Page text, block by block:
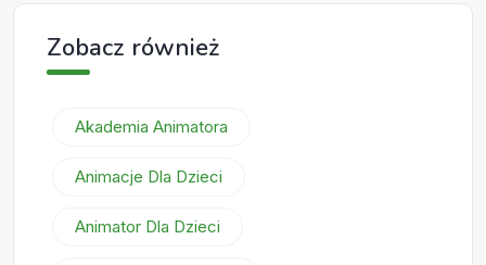
Zobacz również
Akademia Animatora
Animacje Dla Dzieci
Animator Dla Dzieci